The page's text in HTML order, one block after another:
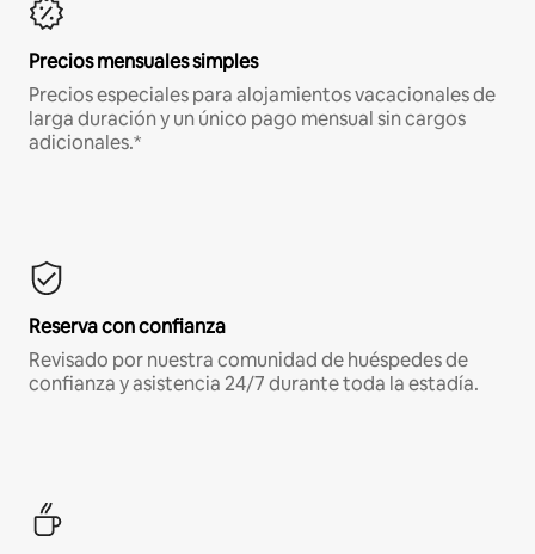
Precios mensuales simples
Precios especiales para alojamientos vacacionales de
larga duración y un único pago mensual sin cargos
adicionales.*
Reserva con confianza
Revisado por nuestra comunidad de huéspedes de
confianza y asistencia 24/7 durante toda la estadía.